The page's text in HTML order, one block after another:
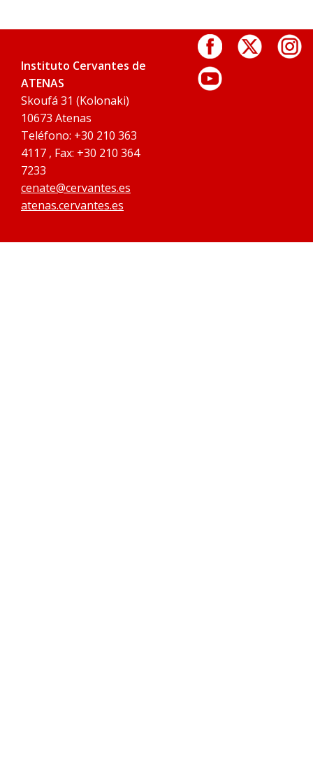
Instituto Cervantes de
ATENAS
Skoufá 31 (Kolonaki)
10673 Atenas
Teléfono: +30 210 363
4117 , Fax: +30 210 364
7233
cenate@cervantes.es
atenas.cervantes.es